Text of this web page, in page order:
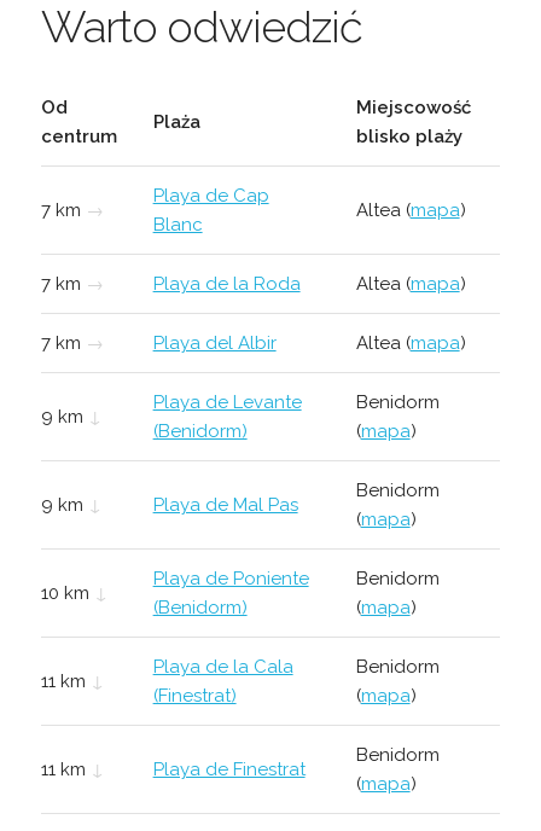
Warto odwiedzić
Od
centrum
Plaża
Miejscowość
blisko plaży
7 km →
Playa de Cap
Blanc
Altea (mapa)
7 km → Playa de la Roda Altea (mapa)
7 km → Playa del Albir Altea (mapa)
9 km ↓
Playa de Levante
(Benidorm)
Benidorm
(mapa)
9 km ↓ Playa de Mal Pas
Benidorm
(mapa)
10 km ↓
Playa de Poniente
(Benidorm)
Benidorm
(mapa)
11 km ↓
Playa de la Cala
(Finestrat)
Benidorm
(mapa)
11 km ↓ Playa de Finestrat
Benidorm
(mapa)